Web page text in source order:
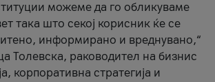
можеме да го обликуваме
така што секој корисник ќе се
информирано и вреднувано,“
Толевска, раководител на бизнис
корпоративна стратегија и